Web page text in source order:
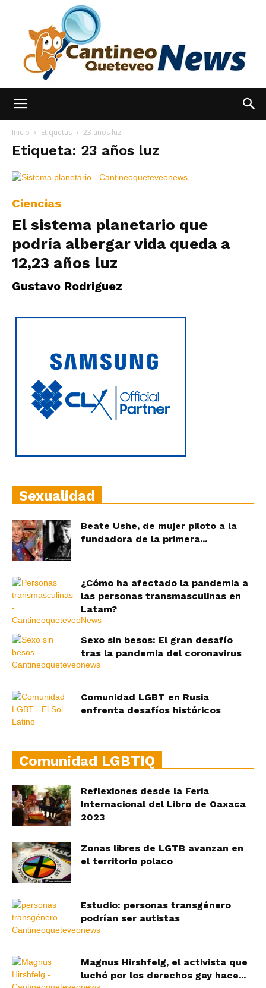
hoy
Inicio Etiquetas 23 años luz
Etiqueta: 23 años luz
Ciencias
El sistema planetario que
podría albergar vida queda a
12,23 años luz
Gustavo Rodriguez
Sexualidad
Beate Ushe, de mujer piloto a la
fundadora de la primera...
¿Cómo ha afectado la pandemia a
las personas transmasculinas en
Latam?
Sexo sin besos: El gran desafío
tras la pandemia del coronavirus
Comunidad LGBT en Rusia
enfrenta desafíos históricos
Comunidad LGBTIQ
Reflexiones desde la Feria
Internacional del Libro de Oaxaca
2023
Zonas libres de LGTB avanzan en
el territorio polaco
Estudio: personas transgénero
podrían ser autistas
Magnus Hirshfelg, el activista que
luchó por los derechos gay hace...